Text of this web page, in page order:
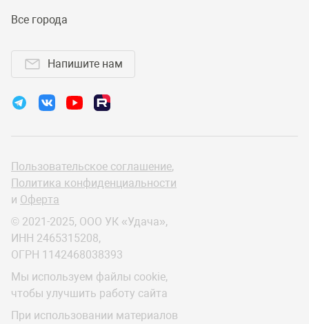
Все города
Напишите нам
Пользовательское соглашение,
Политика конфиденциальности
и Оферта
© 2021-2025, ООО УК «Удача»,
ИНН 2465315208,
ОГРН 1142468038393
Мы используем файлы cookie,
чтобы улучшить работу сайта
При использовании материалов